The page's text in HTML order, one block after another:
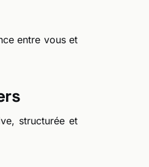
entre vous et
structurée et